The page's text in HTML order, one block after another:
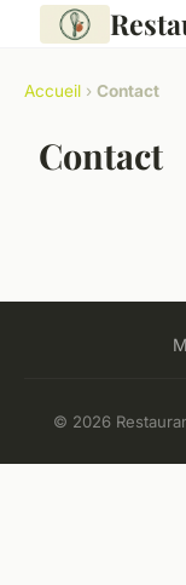
Accueil › Contact
Contact
© 2026